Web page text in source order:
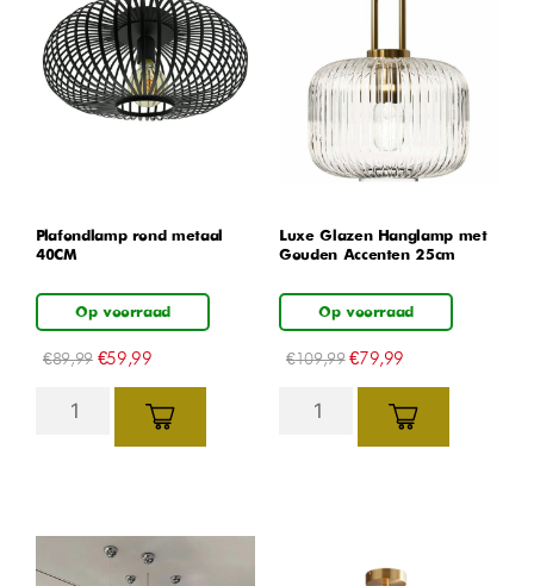
Plafondlamp rond metaal
40CM
Op voorraad
€89,99 €59,99
Luxe Glazen Hanglamp met
Gouden Accenten 25cm
Op voorraad
€109,99 €79,99